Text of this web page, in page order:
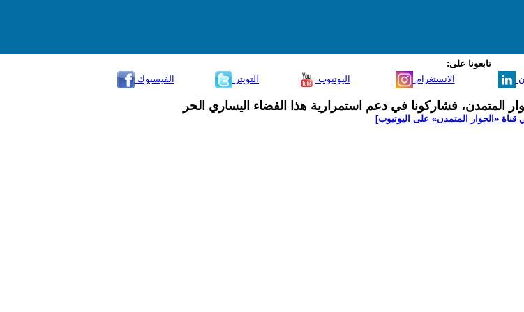
تابعونا على:
الفيسبوك
التويتر اليوتيوب الانستغرام
المتمدن، فشاركونا في دعم استمرارية هذا الفضاء اليساري الحر
‫«الحوار المتمدن» على اليوتيوب]